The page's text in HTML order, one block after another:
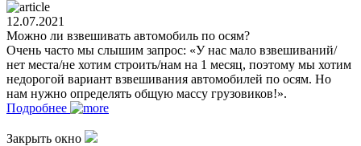
12.07.2021
Можно ли взвешивать автомобиль по осям?
Очень часто мы слышим запрос: «У нас мало взвешиваний/
нет места/не хотим строить/нам на 1 месяц, поэтому мы хотим
недорогой вариант взвешивания автомобилей по осям. Но
нам нужно определять общую массу грузовиков!».
Подробнее
Закрыть окно